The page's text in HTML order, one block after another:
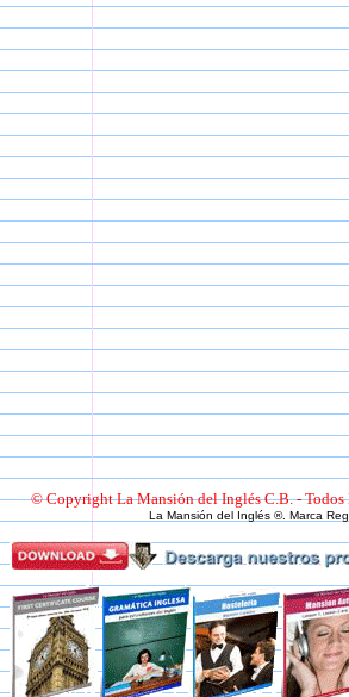
© Copyright La Mansión del Inglés C.B. - Todos
La Mansión del Inglés ®. Marca